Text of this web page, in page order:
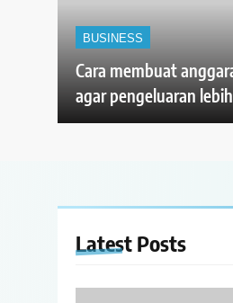
BUSINESS
Cara membuat
agar pengeluaran
Latest Posts